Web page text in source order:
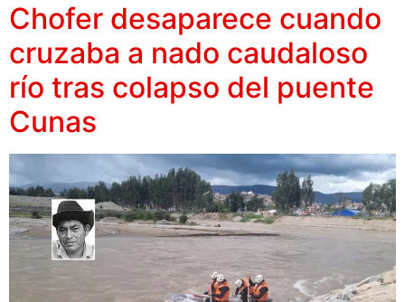
Chofer desaparece cuando
cruzaba a nado caudaloso
río tras colapso del puente
Cunas